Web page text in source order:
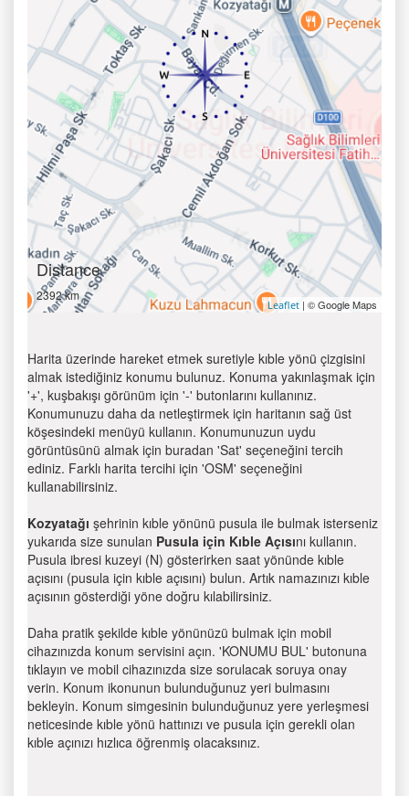
Distance
2392 km
Leaflet | © Google Maps
Harita üzerinde hareket etmek suretiyle kıble yönü çizgisini
almak istediğiniz konumu bulunuz. Konuma yakınlaşmak için
'+', kuşbakışı görünüm için '-' butonlarını kullanınız.
Konumunuzu daha da netleştirmek için haritanın sağ üst
köşesindeki menüyü kullanın. Konumunuzun uydu
görüntüsünü almak için buradan 'Sat' seçeneğini tercih
ediniz. Farklı harita tercihi için 'OSM' seçeneğini
kullanabilirsiniz.
Kozyatağı şehrinin kıble yönünü pusula ile bulmak isterseniz
yukarıda size sunulan Pusula için Kıble Açısını kullanın.
Pusula ibresi kuzeyi (N) gösterirken saat yönünde kıble
açısını (pusula için kıble açısını) bulun. Artık namazınızı kıble
açısının gösterdiği yöne doğru kılabilirsiniz.
Daha pratik şekilde kıble yönünüzü bulmak için mobil
cihazınızda konum servisini açın. 'KONUMU BUL' butonuna
tıklayın ve mobil cihazınızda size sorulacak soruya onay
verin. Konum ikonunun bulunduğunuz yeri bulmasını
bekleyin. Konum simgesinin bulunduğunuz yere yerleşmesi
neticesinde kıble yönü hattınızı ve pusula için gerekli olan
kıble açınızı hızlıca öğrenmiş olacaksınız.